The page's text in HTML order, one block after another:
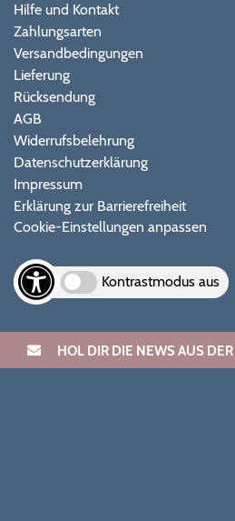
Hilfe und Kontakt
Zahlungsarten
Versandbedingungen
Lieferung
Rücksendung
AGB
Widerrufsbelehrung
Datenschutzerklärung
Impressum
Erklärung zur Barrierefreiheit
Cookie-Einstellungen anpassen
Kontrastmodus aus
HOL DIR DIE NEWS AUS